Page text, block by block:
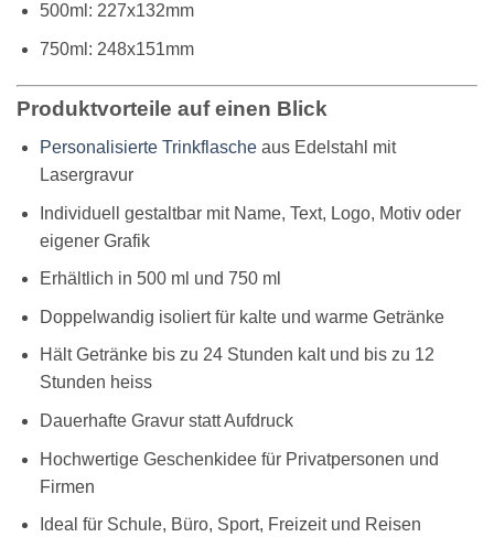
500ml: 227x132mm
750ml: 248x151mm
Produktvorteile auf einen Blick
Personalisierte Trinkflascheaus Edelstahl mit
Lasergravur
Individuell gestaltbar mit Name, Text, Logo, Motiv oder
eigener Grafik
Erhältlich in 500 ml und 750 ml
Doppelwandig isoliert für kalte und warme Getränke
Hält Getränke bis zu 24 Stunden kalt und bis zu 12
Stunden heiss
Dauerhafte Gravur statt Aufdruck
Hochwertige Geschenkidee für Privatpersonen und
Firmen
Ideal für Schule, Büro, Sport, Freizeit und Reisen